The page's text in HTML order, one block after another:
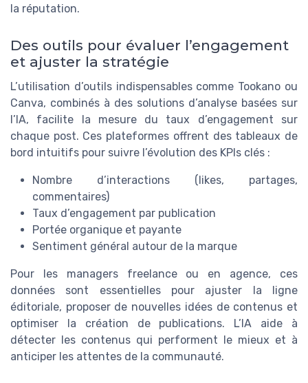
la réputation.
Des outils pour évaluer l’engagement
et ajuster la stratégie
L’utilisation d’outils indispensables comme Tookano ou
Canva, combinés à des solutions d’analyse basées sur
l’IA, facilite la mesure du taux d’engagement sur
chaque post. Ces plateformes offrent des tableaux de
bord intuitifs pour suivre l’évolution des KPIs clés :
Nombre d’interactions (likes, partages,
commentaires)
Taux d’engagement par publication
Portée organique et payante
Sentiment général autour de la marque
Pour les managers freelance ou en agence, ces
données sont essentielles pour ajuster la ligne
éditoriale, proposer de nouvelles idées de contenus et
optimiser la création de publications. L’IA aide à
détecter les contenus qui performent le mieux et à
anticiper les attentes de la communauté.